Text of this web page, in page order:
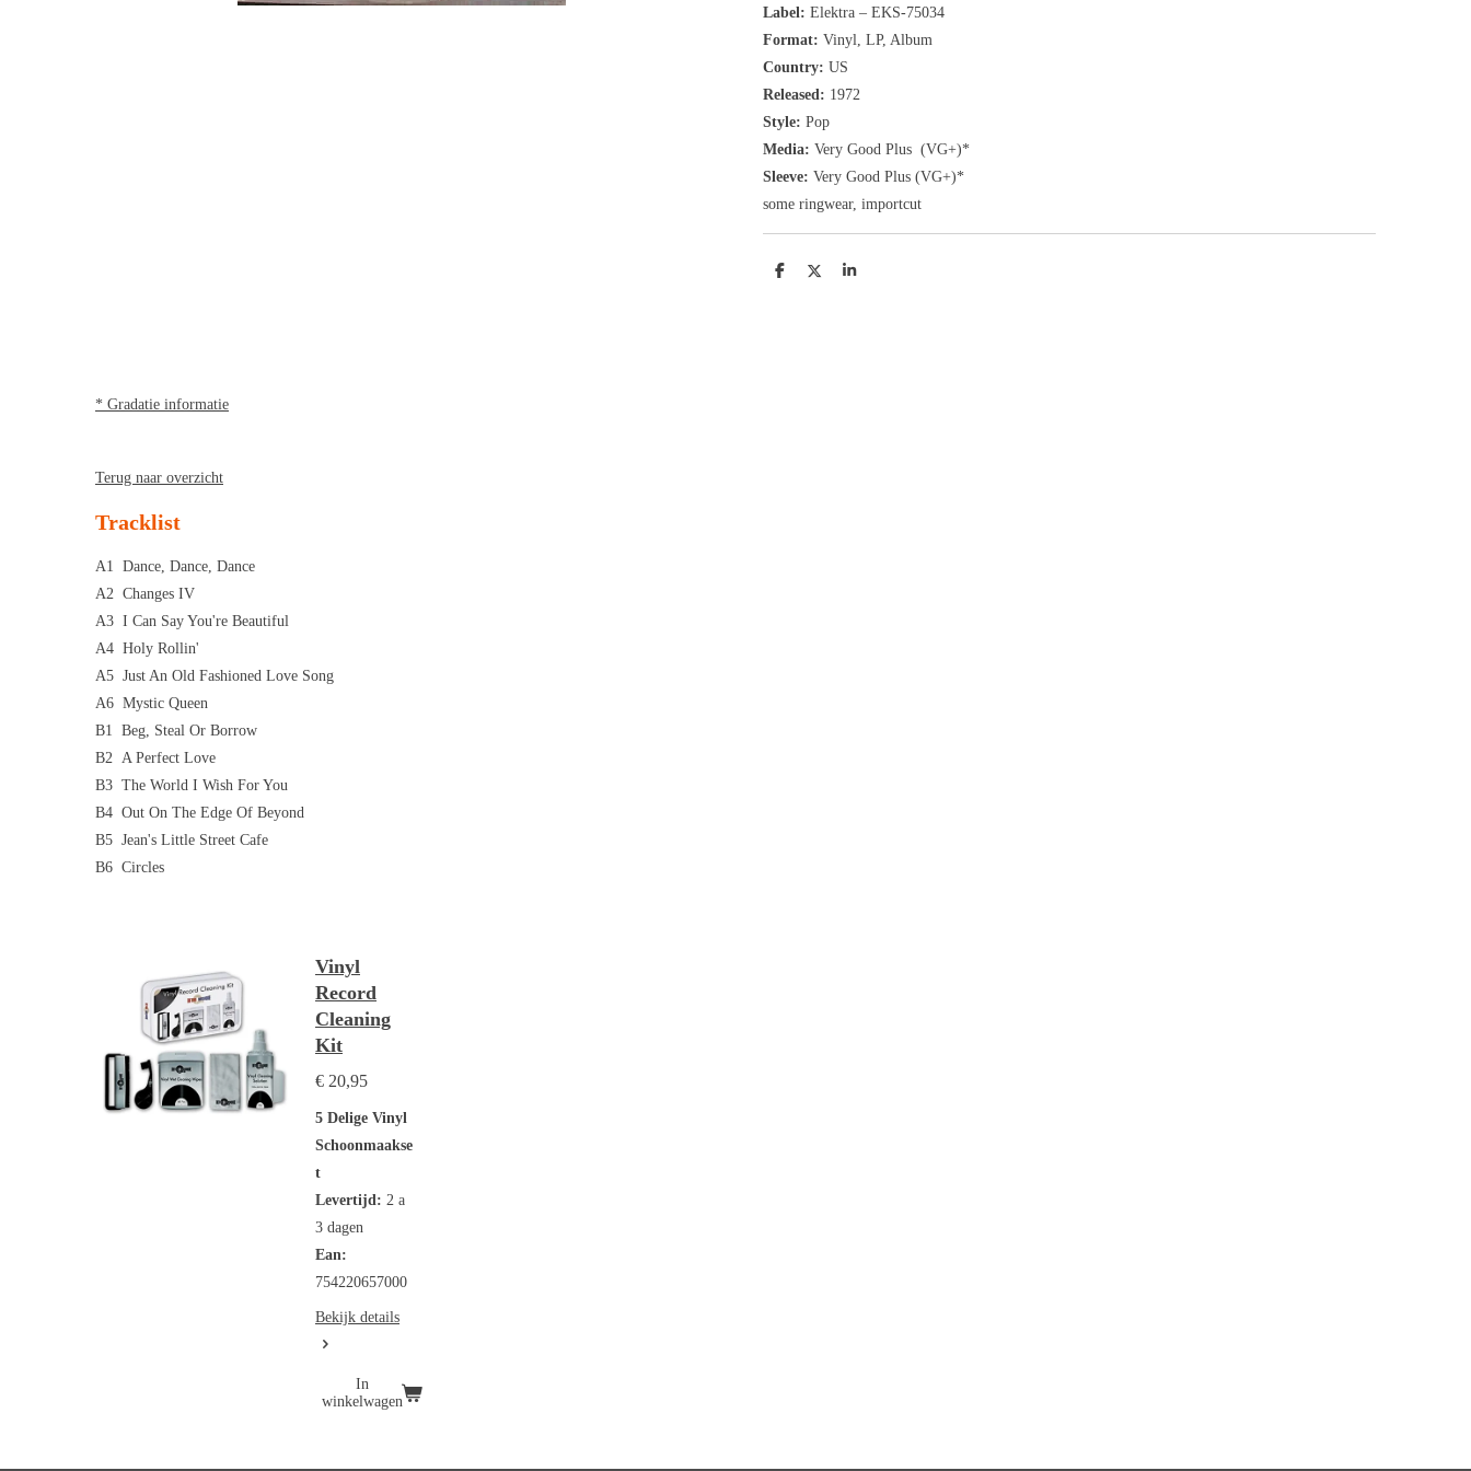
Label: Elektra ‎– EKS-75034
Format: Vinyl, LP, Album
Country: US
Released: 1972
Style: Pop
Media: Very Good Plus (VG+)*
Sleeve: Very Good Plus (VG+)*
some ringwear, importcut
D
D
S
* Gradatie informatie
Terug naar overzicht
Tracklist
A1 Dance, Dance, Dance
A2 Changes IV
A3 I Can Say You're Beautiful
A4 Holy Rollin'
A5 Just An Old Fashioned Love Song
A6 Mystic Queen
B1 Beg, Steal Or Borrow
B2 A Perfect Love
B3 The World I Wish For You
B4 Out On The Edge Of Beyond
B5 Jean's Little Street Cafe
B6 Circles
Vinyl
Record
Cleaning
Kit
€ 20,95
5 Delige Vinyl
Schoonmaakse
t
Levertijd: 2 a
3 dagen
Ean:
754220657000
Bekijk details
In
winkelwagen